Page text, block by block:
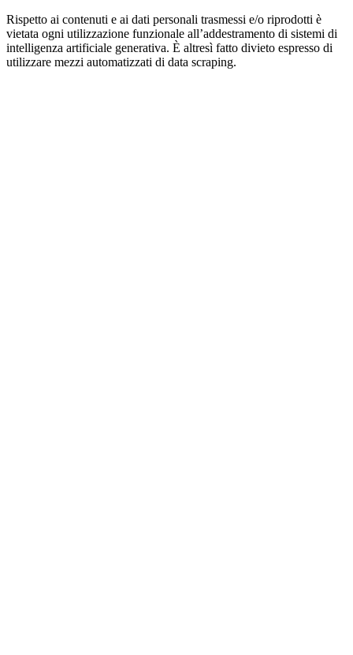
Rispetto ai contenuti e ai dati personali trasmessi e/o riprodotti è
vietata ogni utilizzazione funzionale all’addestramento di sistemi di
intelligenza artificiale generativa. È altresì fatto divieto espresso di
utilizzare mezzi automatizzati di data scraping.